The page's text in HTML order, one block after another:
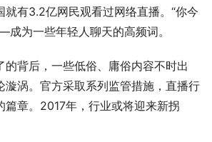
就有3.2亿网民观看过网络直播。“你今
为一些年轻人聊天的高频词。
的背后，一些低俗、庸俗内容不时出
漩涡。官方采取系列监管措施，直播行
篇章。2017年，行业或将迎来新拐